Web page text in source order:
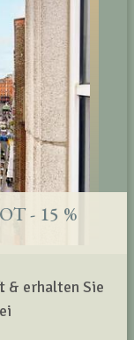
- 15 %
& erhalten Sie